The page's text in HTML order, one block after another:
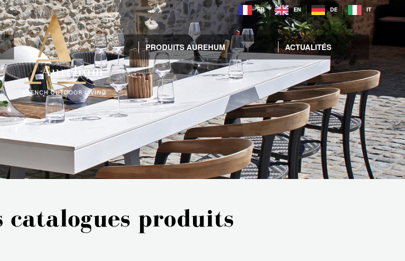
FR EN DE IT
PRODUITS AUREHUM ACTUALITÉS
Aurehum, l'art de vivre à la française !
catalogues produits